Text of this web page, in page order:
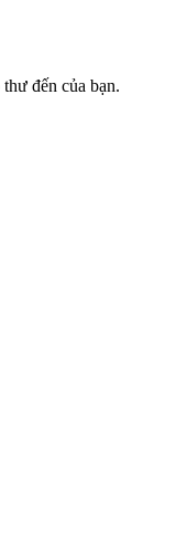
đến của bạn.